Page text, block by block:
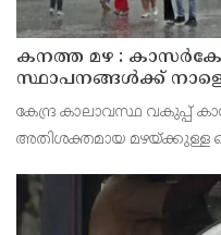
കനത്ത മഴ : കാസർകോട്
സ്ഥാപനങ്ങൾക്ക്
കേന്ദ്ര കാലാവസ്ഥ വകുപ്പ്
അതിശക്തമായ മഴയ്ക്കുള്ള
പ്രൊഫഷണൽ കോളേജുകൾ